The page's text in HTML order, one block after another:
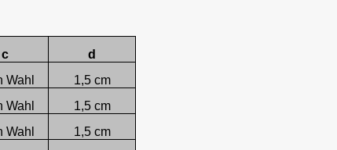
c
d
Wahl
1,5 cm
Wahl
1,5 cm
Wahl
1,5 cm